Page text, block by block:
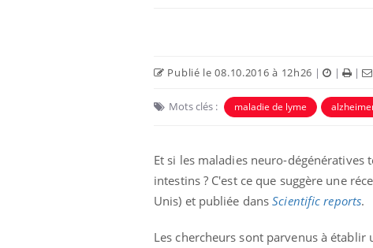
Publié le 08.10.2016 à 12h26 | | |
Mots clés : maladie de lyme
Et si les maladies neuro-
intestins ? C'est ce que suggère une
Unis) et publiée dansScientific reports.
Les chercheurs sont parvenus à
expliquer ma maladieYoutube
même
...